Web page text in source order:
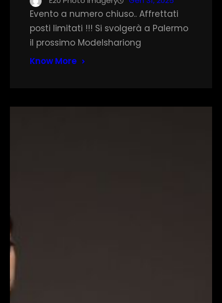
Evento a numero chiuso.. Affrettati
posti limitati !!! Si svolgerà a Palermo
il prossimo Modelshariong
Know More